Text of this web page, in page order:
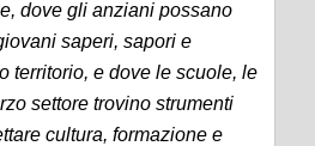
dove gli anziani possano
saperi, sapori e
territorio, e dove le scuole, le
settore trovino strumenti
cultura, formazione e